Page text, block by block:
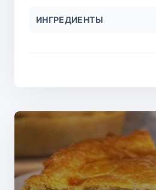
ИНГРЕДИЕНТЫ